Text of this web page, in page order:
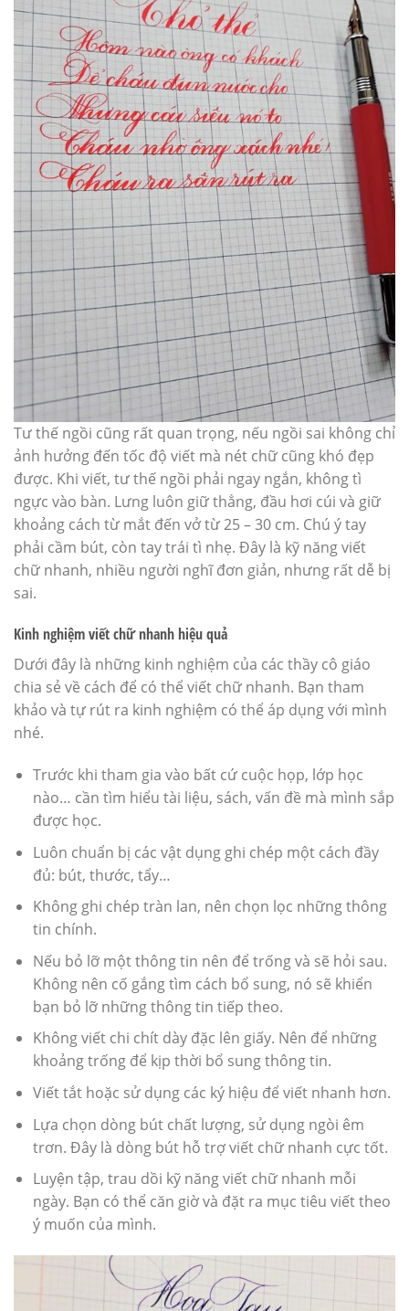
Tư thế ngồi cũng rất quan trọng, nếu ngồi sai không chỉ
ảnh hưởng đến tốc độ viết mà nét chữ cũng khó đẹp
được. Khi viết, tư thế ngồi phải ngay ngắn, không tì
ngực vào bàn. Lưng luôn giữ thẳng, đầu hơi cúi và giữ
khoảng cách từ mắt đến vở từ 25 – 30 cm. Chú ý tay
phải cầm bút, còn tay trái tì nhẹ. Đây là kỹ năng viết
chữ nhanh, nhiều người nghĩ đơn giản, nhưng rất dễ bị
sai.
Kinh nghiệm viết chữ nhanh hiệu quả
Dưới đây là những kinh nghiệm của các thầy cô giáo
chia sẻ về cách để có thể viết chữ nhanh. Bạn tham
khảo và tự rút ra kinh nghiệm có thể áp dụng với mình
nhé.
Trước khi tham gia vào bất cứ cuộc họp, lớp học
nào… cần tìm hiểu tài liệu, sách, vấn đề mà mình sắp
được học.
Luôn chuẩn bị các vật dụng ghi chép một cách đầy
đủ: bút, thước, tẩy…
Không ghi chép tràn lan, nên chọn lọc những thông
tin chính.
Nếu bỏ lỡ một thông tin nên để trống và sẽ hỏi sau.
Không nên cố gắng tìm cách bổ sung, nó sẽ khiển
bạn bỏ lỡ những thông tin tiếp theo.
Không viết chi chít dày đặc lên giấy. Nên để những
khoảng trống để kịp thời bổ sung thông tin.
Viết tắt hoặc sử dụng các ký hiệu để viết nhanh hơn.
Lựa chọn dòng bút chất lượng, sử dụng ngòi êm
trơn. Đây là dòng bút hỗ trợ viết chữ nhanh cực tốt.
Luyện tập, trau dồi kỹ năng viết chữ nhanh mỗi
ngày. Bạn có thể căn giờ và đặt ra mục tiêu viết theo
ý muốn của mình.